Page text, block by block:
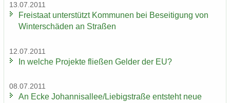
13.07.2011
Frei­staat un­ter­stützt Kom­mu­nen bei Be­sei­ti­gung von
Win­ter­schä­den an Stra­ßen
12.07.2011
In wel­che Pro­jek­te flie­ßen Gel­der der EU?
08.07.2011
An Ecke Jo­han­ni­s­al­lee/Lie­big­stra­ße ent­steht neue